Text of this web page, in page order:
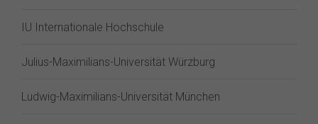
IU Internationale Hochschule
Julius-Maximilians-Universität Würzburg
Ludwig-Maximilians-Universität München